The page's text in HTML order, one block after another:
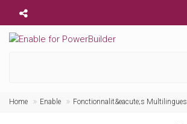
Home Enable Fonctionnalit&eacute;s Multilingues